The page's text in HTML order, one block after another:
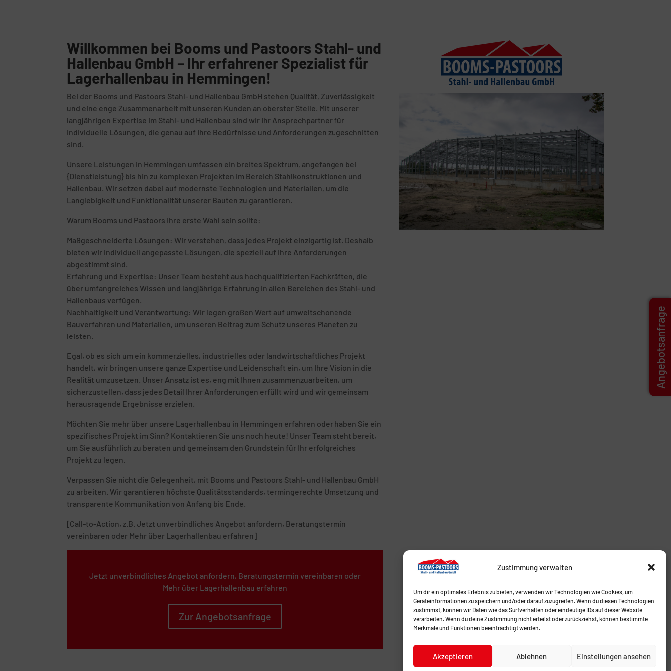
Zustimmung verwalten
Um dir ein optimales Erlebnis zu bieten, verwenden wir Technologien wie Cookies, um
Geräteinformationen zu speichern und/oder darauf zuzugreifen. Wenn du diesen Technologien
zustimmst, können wir Daten wie das Surfverhalten oder eindeutige IDs auf dieser Website
verarbeiten. Wenn du deine Zustimmung nicht erteilst oder zurückziehst, können bestimmte
Merkmale und Funktionen beeinträchtigt werden.
Akzeptieren Ablehnen Einstellungen ansehen
Willkommen bei Booms und Pastoors Stahl- und
Hallenbau GmbH – Ihr erfahrener Spezialist für
Lagerhallenbau in Hemmingen!
Bei der Booms und Pastoors Stahl- und Hallenbau GmbH stehen Qualität, Zuverlässigkeit
und eine enge Zusammenarbeit mit unseren Kunden an oberster Stelle. Mit unserer
langjährigen Expertise im Stahl- und Hallenbau sind wir Ihr Ansprechpartner für
individuelle Lösungen, die genau auf Ihre Bedürfnisse und Anforderungen zugeschnitten
sind.
Unsere Leistungen in Hemmingen umfassen ein breites Spektrum, angefangen bei
{Dienstleistung} bis hin zu komplexen Projekten im Bereich Stahlkonstruktionen und
Hallenbau. Wir setzen dabei auf modernste Technologien und Materialien, um die
Langlebigkeit und Funktionalität unserer Bauten zu garantieren.
Warum Booms und Pastoors Ihre erste Wahl sein sollte:
Maßgeschneiderte Lösungen: Wir verstehen, dass jedes Projekt einzigartig ist. Deshalb
bieten wir individuell angepasste Lösungen, die speziell auf Ihre Anforderungen
abgestimmt sind.
Erfahrung und Expertise: Unser Team besteht aus hochqualifizierten Fachkräften, die
über umfangreiches Wissen und langjährige Erfahrung in allen Bereichen des Stahl- und
Hallenbaus verfügen.
Nachhaltigkeit und Verantwortung: Wir legen großen Wert auf umweltschonende
Bauverfahren und Materialien, um unseren Beitrag zum Schutz unseres Planeten zu
leisten.
Egal, ob es sich um ein kommerzielles, industrielles oder landwirtschaftliches Projekt
handelt, wir bringen unsere ganze Expertise und Leidenschaft ein, um Ihre Vision in die
Realität umzusetzen. Unser Ansatz ist es, eng mit Ihnen zusammenzuarbeiten, um
sicherzustellen, dass jedes Detail Ihrer Anforderungen erfüllt wird und wir gemeinsam
herausragende Ergebnisse erzielen.
Möchten Sie mehr über unsere Lagerhallenbau in Hemmingen erfahren oder haben Sie ein
spezifisches Projekt im Sinn? Kontaktieren Sie uns noch heute! Unser Team steht bereit,
um Sie ausführlich zu beraten und gemeinsam den Grundstein für Ihr erfolgreiches
Projekt zu legen.
Verpassen Sie nicht die Gelegenheit, mit Booms und Pastoors Stahl- und Hallenbau GmbH
zu arbeiten. Wir garantieren höchste Qualitätsstandards, termingerechte Umsetzung und
transparente Kommunikation von Anfang bis Ende.
[Call-to-Action, z.B. Jetzt unverbindliches Angebot anfordern, Beratungstermin
vereinbaren oder Mehr über Lagerhallenbau erfahren]
Jetzt unverbindliches Angebot anfordern, Beratungstermin vereinbaren oder
Mehr über Lagerhallenbau erfahren
Zur Angebotsanfrage
Angebotsanfrage